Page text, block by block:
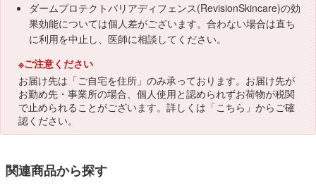
ダームプロテクトバリアディフェンス(RevisionSkincare)の効
果効能については個人差がございます。合わない場合は直ち
に利用を中止し、医師に相談してください。
※ご注意ください
お届け先は「ご自宅を住所」のみ承っております。お届け先が
お勤め先・事業所の場合、個人使用と認められずお荷物が税関
で止められることがございます。詳しくは「こちら 」からご確
認ください。
関連商品から探す